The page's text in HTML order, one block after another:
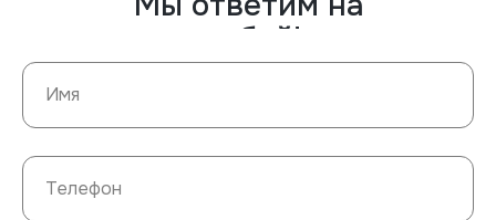
любой!